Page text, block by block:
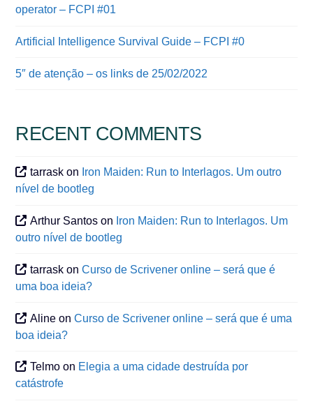
operator – FCPI #01
Artificial Intelligence Survival Guide – FCPI #0
5″ de atenção – os links de 25/02/2022
RECENT COMMENTS
tarrask on Iron Maiden: Run to Interlagos. Um outro
nível de bootleg
Arthur Santos on Iron Maiden: Run to Interlagos. Um
outro nível de bootleg
tarrask onCurso de Scrivener online – será que é
uma boa ideia?
Aline onCurso de Scrivener online – será que é uma
boa ideia?
Telmo on Elegia a uma cidade destruída por
catástrofe